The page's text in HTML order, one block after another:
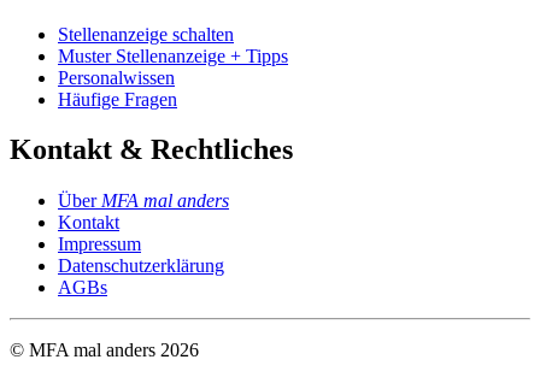
Stellenanzeige schalten
Muster Stellenanzeige + Tipps
Personalwissen
Häufige Fragen
Kontakt & Rechtliches
Über MFA mal anders
Kontakt
Impressum
Datenschutzerklärung
AGBs
© MFA mal anders 2026